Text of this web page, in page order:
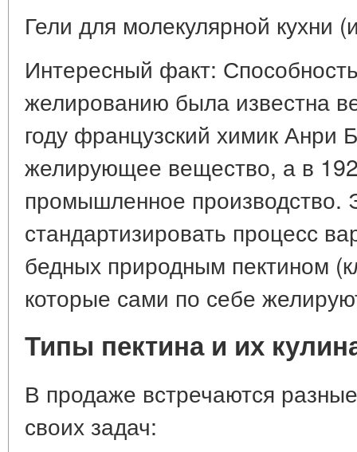
Гели для молекулярной кухни
Интересный факт:
желированию была известна
году французский химик Анри
желирующее вещество, а в
промышленное производство.
стандартизировать процесс
бедных природным пектином
которые сами по себе
Типы пектина и их
В продаже встречаются
своих задач: